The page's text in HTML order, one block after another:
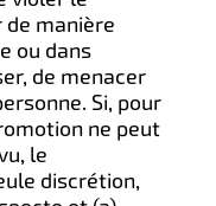
manière
ou dans
de menacer
Si, pour
ne peut
le
discrétion,